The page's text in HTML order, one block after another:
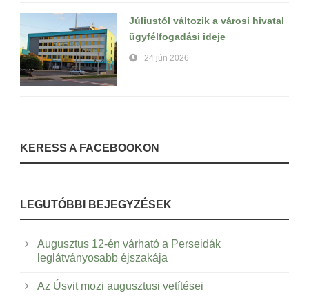
Júliustól változik a városi hivatal
ügyfélfogadási ideje
24 jún 2026
KERESS A FACEBOOKON
LEGUTÓBBI BEJEGYZÉSEK
Augusztus 12-én várható a Perseidák
leglátványosabb éjszakája
Az Úsvit mozi augusztusi vetítései